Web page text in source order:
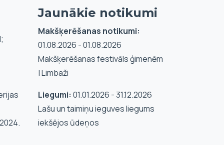
Jaunākie notikumi
Makšķerēšanas notikumi:
01.08.2026 - 01.08.2026
Makšķerēšanas festivāls ģimenēm
| Limbaži
Liegumi: 01.01.2026 - 31.12.2026
Lašu un taimiņu ieguves liegums
iekšējos ūdeņos